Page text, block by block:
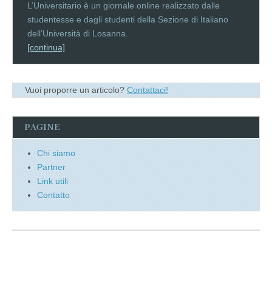
L’Universitario è un giornale online realizzato dalle
studentesse e dagli studenti della Sezione di Italiano
dell’Università di Losanna.
[continua]
Vuoi proporre un articolo? Contattaci!
PAGINE
Chi siamo
Partner
Link utili
Contatto